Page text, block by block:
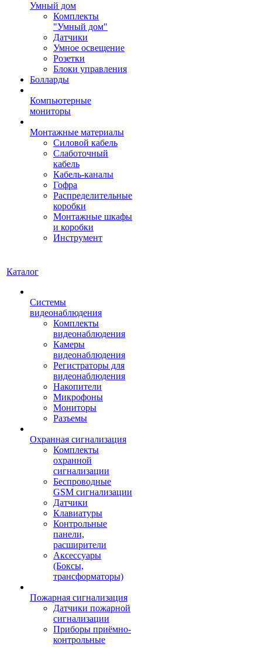
Умный дом
Комплекты
"Умный дом"
Датчики
Умное освещение
Розетки
Блоки управления
Болларды
Компьютерные
мониторы
Монтажные материалы
Силовой кабель
Слаботочный
кабель
Кабель-каналы
Гофра
Распределительные
коробки
Монтажные шкафы
и коробки
Инструмент
Каталог
Системы
видеонаблюдения
Комплекты
видеонаблюдения
Камеры
видеонаблюдения
Регистраторы для
видеонаблюдения
Накопители
Микрофоны
Мониторы
Разъемы
Охранная сигнализация
Комплекты
охранной
сигнализации
Беспроводные
GSM сигнализации
Датчики
Клавиатуры
Контрольные
панели,
расширители
Аксессуары
(Боксы,
трансформаторы)
Пожарная сигнализация
Датчики пожарной
сигнализации
Приборы приёмно-
контрольные